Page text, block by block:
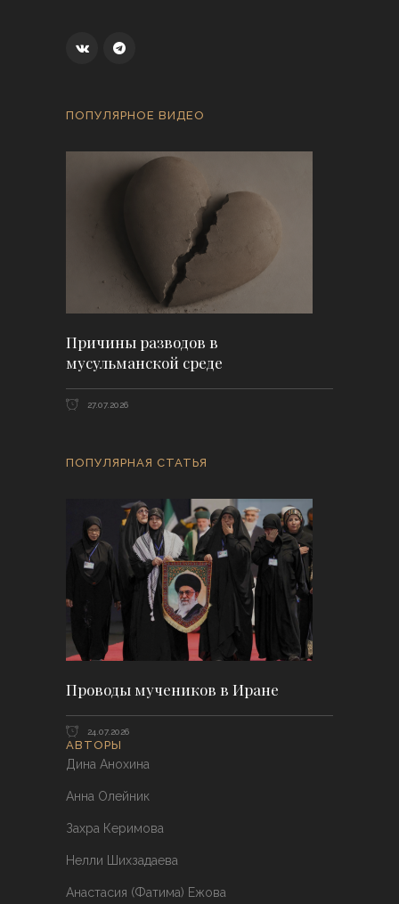
ПОПУЛЯРНОЕ ВИДЕО
Причины разводов в
мусульманской среде
27.07.2026
ПОПУЛЯРНАЯ СТАТЬЯ
Проводы мучеников в Иране
24.07.2026
АВТОРЫ
Дина Анохина
Анна Олейник
Захра Керимова
Нелли Шихзадаева
Анастасия (Фатима) Ежова